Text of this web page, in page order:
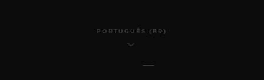
PORTUGUÊS (BR)